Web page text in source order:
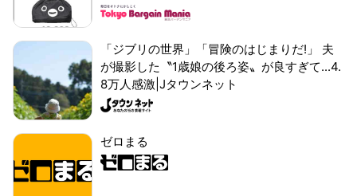
「ジブリの世界」「冒険のはじまりだ!」 夫
が撮影した〝1歳娘の後ろ姿〟が良すぎて...4.
8万人感激|Jタウンネット
ゼロまる